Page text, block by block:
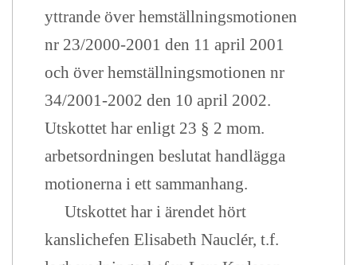
yttrande över hemställningsmotionen
nr 23/2000-2001 den 11 april 2001
och över hemställningsmotionen nr
34/2001-2002 den 10 april 2002.
Utskottet har enligt 23 § 2 mom.
arbetsordningen beslutat handlägga
motionerna i ett sammanhang.
Utskottet har i ärendet hört
kanslichefen Elisabeth Nauclér, t.f.